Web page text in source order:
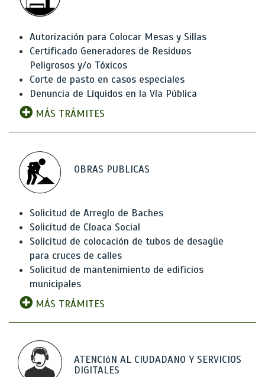
Autorización para Colocar Mesas y Sillas
Certificado Generadores de Residuos
Peligrosos y/o Tóxicos
Corte de pasto en casos especiales
Denuncia de Líquidos en la Vía Pública
MÁS TRÁMITES
OBRAS PUBLICAS
Solicitud de Arreglo de Baches
Solicitud de Cloaca Social
Solicitud de colocación de tubos de desagüe
para cruces de calles
Solicitud de mantenimiento de edificios
municipales
MÁS TRÁMITES
ATENCIóN AL CIUDADANO Y SERVICIOS
DIGITALES